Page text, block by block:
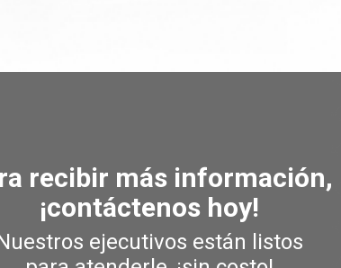
recibir más información,
¡contáctenos hoy!
ejecutivos están listos